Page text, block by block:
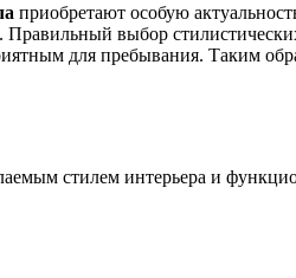
приобретают особую
Правильный выбор
для пребывания. Таким
стилем интерьера и